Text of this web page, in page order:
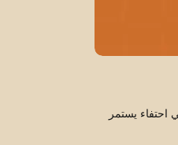
احتفاء يستمر